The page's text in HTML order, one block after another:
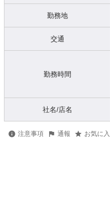
勤務地
交通
勤務時間
社名/店名
注意事項 通報 お気に